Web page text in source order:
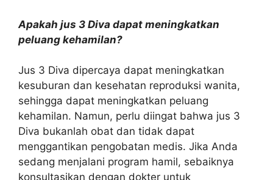
Apakah jus 3 Diva dapat meningkatkan
peluang kehamilan?
Jus 3 Diva dipercaya dapat meningkatkan
kesuburan dan kesehatan reproduksi wanita,
sehingga dapat meningkatkan peluang
kehamilan. Namun, perlu diingat bahwa jus 3
Diva bukanlah obat dan tidak dapat
menggantikan pengobatan medis. Jika Anda
sedang menjalani program hamil, sebaiknya
konsultasikan dengan dokter untuk